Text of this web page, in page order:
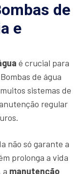
de
e
é crucial para
de água
sistemas de
regular
não só garante a
prolonga a vida
a manutenção